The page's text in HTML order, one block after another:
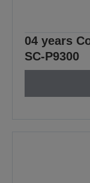
04 years
SC-P9300